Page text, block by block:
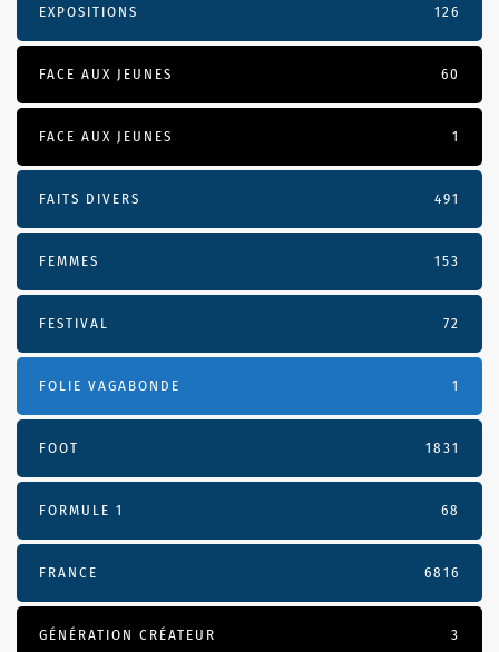
EXPOSITIONS 126
FACE AUX JEUNES 60
FACE AUX JEUNES 1
FAITS DIVERS 491
FEMMES 153
FESTIVAL 72
FOLIE VAGABONDE 1
FOOT 1831
FORMULE 1 68
FRANCE 6816
GÉNÉRATION CRÉATEUR 3